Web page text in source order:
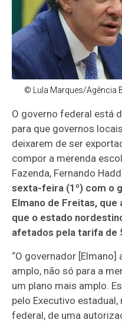
© Lula Marques/Agência
O governo federal está
para que governos
deixarem de ser
compor a merenda
Fazenda, Fernando
sexta-feira (1º) com o
Elmano de Freitas,
que o estado
afetados pela tarifa de
“O governador
amplo, não só para a
um plano mais amplo.
pelo Executivo
federal, de uma